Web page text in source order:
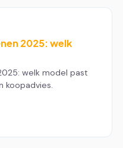
2025: welk
welk model past
koopadvies.